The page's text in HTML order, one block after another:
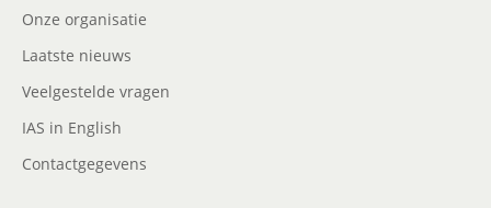
Onze organisatie
Laatste nieuws
Veelgestelde vragen
IAS in English
Contactgegevens